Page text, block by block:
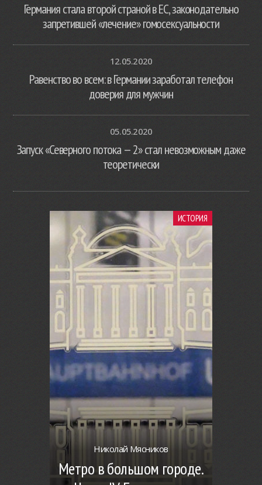
Германия стала второй страной в ЕС, законодательно
запретившей «лечение» гомосексуальности
12.05.2020
Равенство во всем: в Германии заработал телефон
доверия для мужчин
05.05.2020
Запуск «Северного потока — 2» стал невозможным даже
теоретически
ИСТОРИЯ
Николай Мясников
Метро в большом городе.